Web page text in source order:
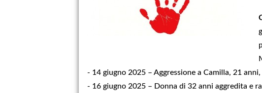
- 14 giugno 2025 – Aggressione a Camilla, 21
- 16 giugno 2025 – Donna di 32 anni aggredita e